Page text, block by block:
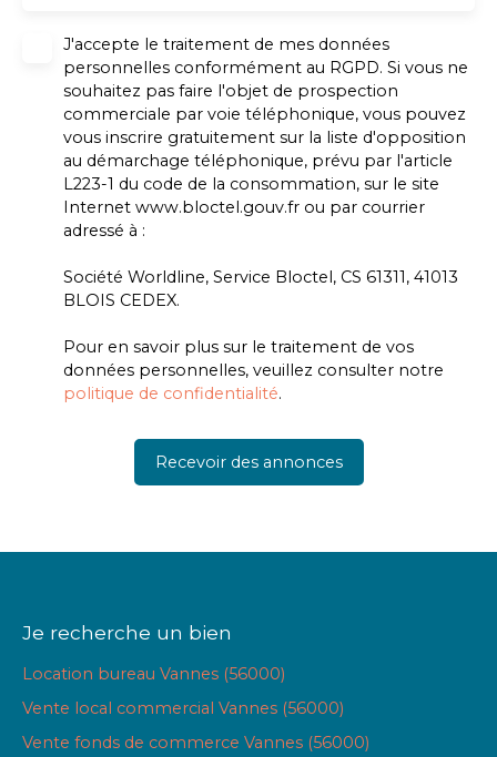
J'accepte le traitement de mes données
personnelles conformément au RGPD. Si vous ne
souhaitez pas faire l'objet de prospection
commerciale par voie téléphonique, vous pouvez
vous inscrire gratuitement sur la liste d'opposition
au démarchage téléphonique, prévu par l'article
L223-1 du code de la consommation, sur le site
Internet www.bloctel.gouv.fr ou par courrier
adressé à :
Société Worldline, Service Bloctel, CS 61311, 41013
BLOIS CEDEX.
Pour en savoir plus sur le traitement de vos
données personnelles, veuillez consulter notre
politique de confidentialité.
Recevoir des annonces
Je recherche un bien
Location bureau Vannes (56000)
Vente local commercial Vannes (56000)
Vente fonds de commerce Vannes (56000)